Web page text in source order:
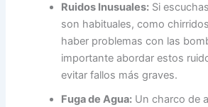
Ruidos Inusuales: Si
son habituales, como
haber problemas con las
importante abordar estos
evitar fallos más graves.
Fuga de Agua: Un charco de